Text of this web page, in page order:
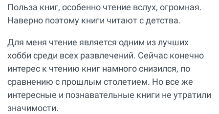
Польза книг, особенно чтение вслух, огромная.
Наверно поэтому книги читают с детства.
Для меня чтение является одним из лучших
хобби среди всех развлечений. Сейчас конечно
интерес к чтению книг намного снизился, по
сравнению с прошлым столетием. Но все же
интересные и познавательные книги не утратили
значимости.